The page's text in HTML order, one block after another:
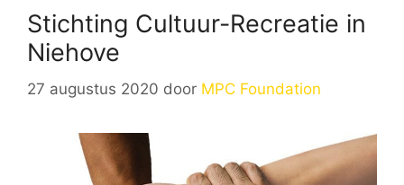
Stichting Cultuur-Recreatie in
Niehove
27 augustus 2020 door MPC Foundation